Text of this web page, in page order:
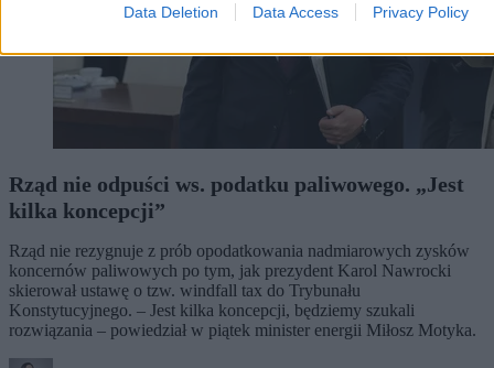
Data Deletion Data Access Privacy Policy
Rząd nie odpuści ws. podatku paliwowego. „Jest
kilka koncepcji”
Rząd nie rezygnuje z prób opodatkowania nadmiarowych zysków
koncernów paliwowych po tym, jak prezydent Karol Nawrocki
skierował ustawę o tzw. windfall tax do Trybunału
Konstytucyjnego. – Jest kilka koncepcji, będziemy szukali
rozwiązania – powiedział w piątek minister energii Miłosz Motyka.